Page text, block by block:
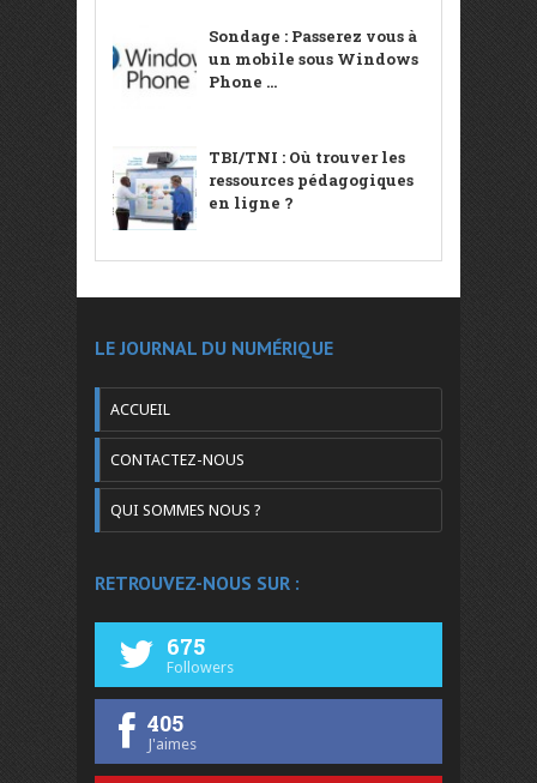
Sondage : Passerez vous à
un mobile sous Windows
Phone ...
TBI/TNI : Où trouver les
ressources pédagogiques
en ligne ?
LE JOURNAL DU NUMÉRIQUE
ACCUEIL
CONTACTEZ-NOUS
QUI SOMMES NOUS ?
RETROUVEZ-NOUS SUR :
675
Followers
405
J'aimes